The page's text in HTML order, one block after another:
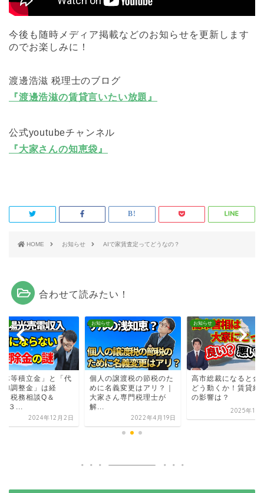
今後も随時メディア掲載などのお知らせを更新します
のでお楽しみに！
渡邊浩滋 税理士のブログ
『渡邊浩滋の賃貸言いたい放題』
公式youtubeチャンネル
『大家さんの知恵袋』
HOME お知らせ AIで家賃査定ってどうなの？
合わせて読みたい！
体等積立金」と「代
御調整金」は経
？税務相談Q＆
３...
2024年12月2日
お知らせ
個人の譲渡税の節税のた
めに名義変更はアリ？｜
大家さん専門税理士が
解...
2022年4月19日
お知らせ
高市総裁になると金
どう動くか！賃貸経
の影響は？
2025年10